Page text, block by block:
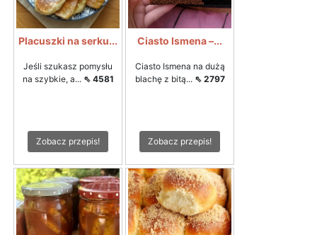
Placuszki na serku...
Jeśli szukasz pomysłu
na szybkie, a... ⇖ 4581
Zobacz przepis!
Ciasto Ismena –...
Ciasto Ismena na dużą
blachę z bitą... ⇖ 2797
Zobacz przepis!